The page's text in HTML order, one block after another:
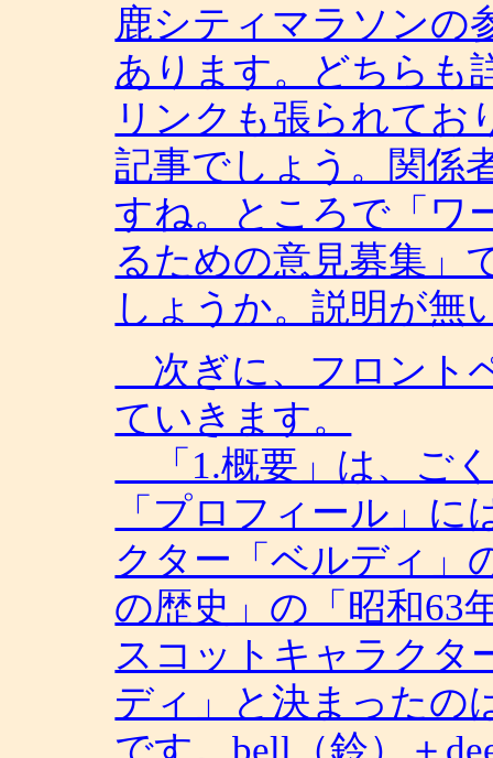
鹿シティマラソンの
あります。どちらも
リンクも張られてお
記事でしょう。関係
すね。ところで「ワ
るための意見募集」
しょうか。説明が無
次ぎに、フロント
ていきます。
「1.概要」は、ご
「プロフィール」
クター「ベルディ」
の歴史」の「昭和63
スコットキャラクタ
ディ」と決まったの